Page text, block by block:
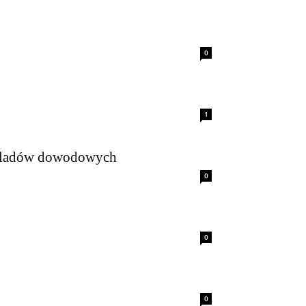
0
1
dowodowych
0
0
0